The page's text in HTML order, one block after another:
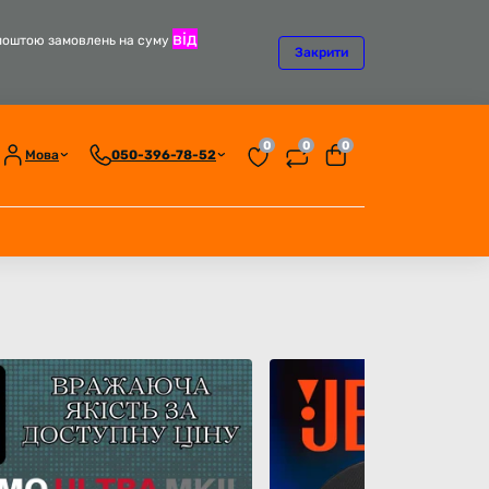
замовлень на суму від
Закрити
Мова 050-396-78-52
0 0 0